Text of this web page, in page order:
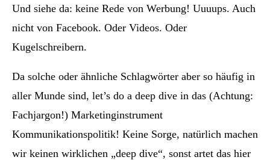
Und siehe da: keine Rede von Werbung! Uuuups. Auch
nicht von Facebook. Oder Videos. Oder
Kugelschreibern.
Da solche oder ähnliche Schlagwörter aber so häufig in
aller Munde sind, let’s do a deep dive in das (Achtung:
Fachjargon!) Marketinginstrument
Kommunikationspolitik! Keine Sorge, natürlich machen
wir keinen wirklichen „deep dive“, sonst artet das hier